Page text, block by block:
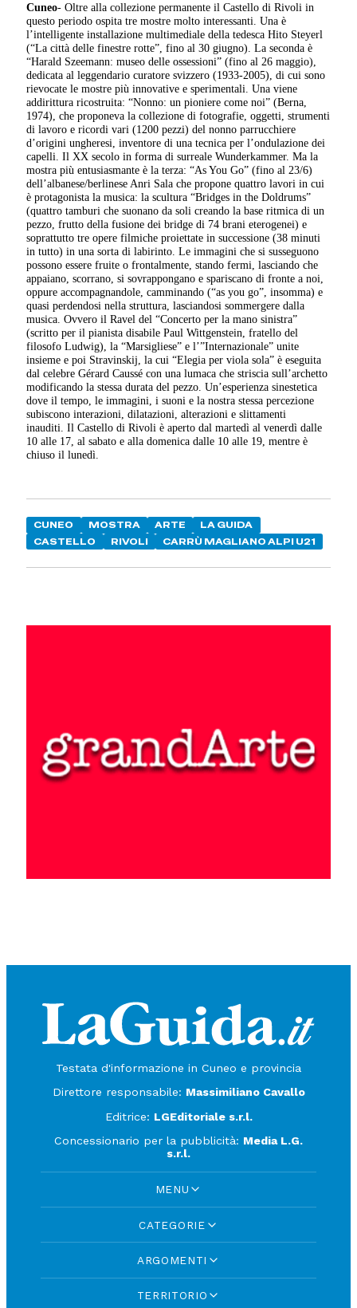
Cuneo- Oltre alla collezione permanente il Castello di Rivoli in
questo periodo ospita tre mostre molto interessanti. Una è
l’intelligente installazione multimediale della tedesca Hito Steyerl
(“La città delle finestre rotte”, fino al 30 giugno). La seconda è
“Harald Szeemann: museo delle ossessioni” (fino al 26 maggio),
dedicata al leggendario curatore svizzero (1933-2005), di cui sono
rievocate le mostre più innovative e sperimentali. Una viene
addirittura ricostruita: “Nonno: un pioniere come noi” (Berna,
1974), che proponeva la collezione di fotografie, oggetti, strumenti
di lavoro e ricordi vari (1200 pezzi) del nonno parrucchiere
d’origini ungheresi, inventore di una tecnica per l’ondulazione dei
capelli. Il XX secolo in forma di surreale Wunderkammer. Ma la
mostra più entusiasmante è la terza: “As You Go” (fino al 23/6)
dell’albanese/berlinese Anri Sala che propone quattro lavori in cui
è protagonista la musica: la scultura “Bridges in the Doldrums”
(quattro tamburi che suonano da soli creando la base ritmica di un
pezzo, frutto della fusione dei bridge di 74 brani eterogenei) e
soprattutto tre opere filmiche proiettate in successione (38 minuti
in tutto) in una sorta di labirinto. Le immagini che si susseguono
possono essere fruite o frontalmente, stando fermi, lasciando che
appaiano, scorrano, si sovrappongano e spariscano di fronte a noi,
oppure accompagnandole, camminando (“as you go”, insomma) e
quasi perdendosi nella struttura, lasciandosi sommergere dalla
musica. Ovvero il Ravel del “Concerto per la mano sinistra”
(scritto per il pianista disabile Paul Wittgenstein, fratello del
filosofo Ludwig), la “Marsigliese” e l’”Internazionale” unite
insieme e poi Stravinskij, la cui “Elegia per viola sola” è eseguita
dal celebre Gérard Caussé con una lumaca che striscia sull’archetto
modificando la stessa durata del pezzo. Un’esperienza sinestetica
dove il tempo, le immagini, i suoni e la nostra stessa percezione
subiscono interazioni, dilatazioni, alterazioni e slittamenti
inauditi. Il Castello di Rivoli è aperto dal martedì al venerdì dalle
10 alle 17, al sabato e alla domenica dalle 10 alle 19, mentre è
chiuso il lunedì.
CUNEO MOSTRA ARTE
LA GUIDA
CASTELLO
RIVOLI CARRÙ MAGLIANO ALPI U21
Testata d'informazione in Cuneo e provincia
Direttore responsabile: Massimiliano Cavallo
Editrice: LGEditoriale s.r.l.
Concessionario per la pubblicità: Media L.G.
s.r.l.
MENU
CATEGORIE
ARGOMENTI
TERRITORIO